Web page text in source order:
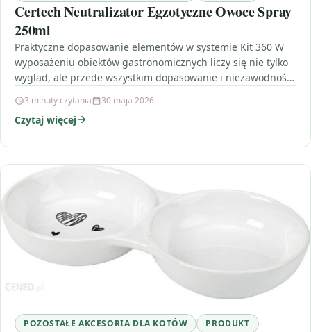
Certech Neutralizator Egzotyczne Owoce Spray
250ml
Praktyczne dopasowanie elementów w systemie Kit 360 W
wyposażeniu obiektów gastronomicznych liczy się nie tylko
wygląd, ale przede wszystkim dopasowanie i niezawodność.
3 minuty czytania 30 maja 2026
Czytaj więcej
POZOSTAŁE AKCESORIA DLA KOTÓW PRODUKT